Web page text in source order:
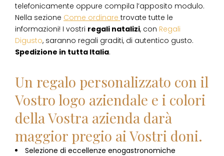
telefonicamente oppure compila l’apposito modulo.
Nella sezione Come ordinare trovate tutte le
informazioni! I vostri regali natalizi, con Regali
Digusto, saranno regali graditi, di autentico gusto.
Spedizione in tutta Italia.
Un regalo personalizzato con il
Vostro logo aziendale e i colori
della Vostra azienda darà
maggior pregio ai Vostri doni.
Selezione di eccellenze enogastronomiche